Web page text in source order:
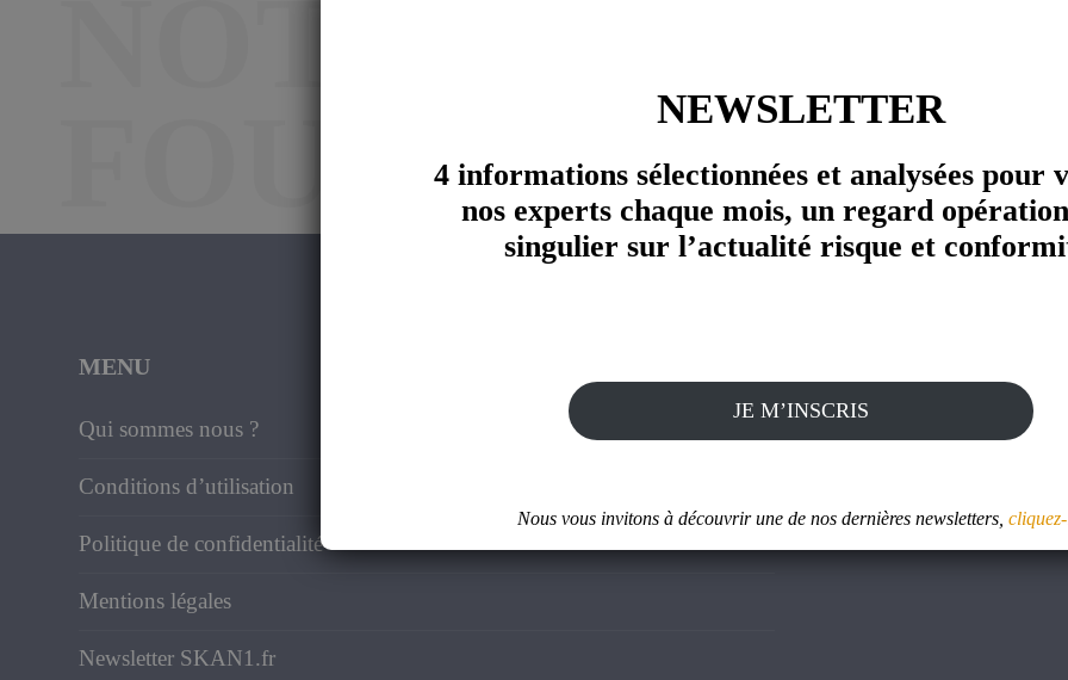
FOUND
MENU
Qui sommes nous ?
Conditions d’utilisation
Politique de confidentialité
Mentions légales
Newsletter SKAN1.fr
Skan1 : Evaluateur
NEWSLETTER
4 informations sélectionnées et analysées pour
nos experts chaque mois, un regard
singulier sur l’actualité risque et
JE M’INSCRIS
Nous vous invitons à découvrir une de nos dernières newsletters,